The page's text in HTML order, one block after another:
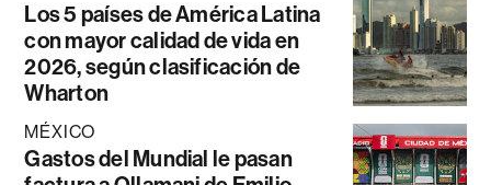
Los 5 países de América Latina
con mayor calidad de vida en
2026, según clasificación de
Wharton
MÉXICO
Gastos del Mundial le pasan